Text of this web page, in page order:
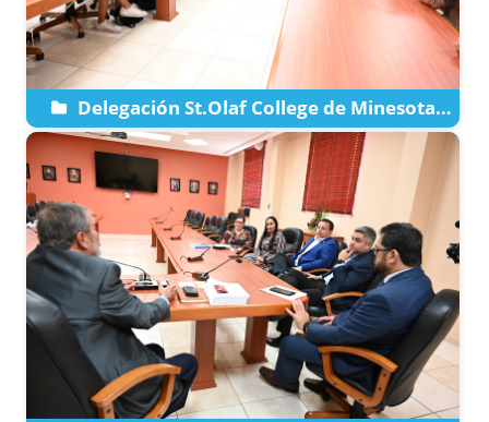
Delegación St.Olaf College de Minesota
visita al Presidente de la PUCPR